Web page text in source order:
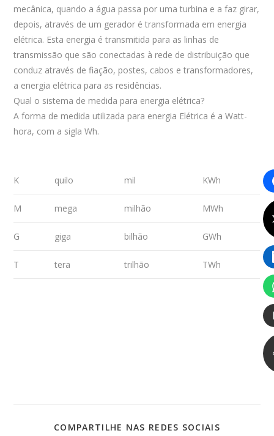
mecânica, quando a água passa por uma turbina e a faz girar,
depois, através de um gerador é transformada em energia
elétrica. Esta energia é transmitida para as linhas de
transmissão que são conectadas à rede de distribuição que
conduz através de fiação, postes, cabos e transformadores,
a energia elétrica para as residências.
Qual o sistema de medida para energia elétrica?
A forma de medida utilizada para energia Elétrica é a Watt-
hora, com a sigla Wh.
K quilo mil KWh
M mega milhão MWh
G giga bilhão GWh
T tera trilhão TWh
COMPARTILHE NAS REDES SOCIAIS